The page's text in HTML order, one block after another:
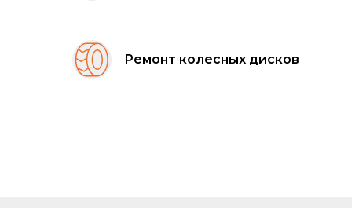
Ремонт колесных дисков